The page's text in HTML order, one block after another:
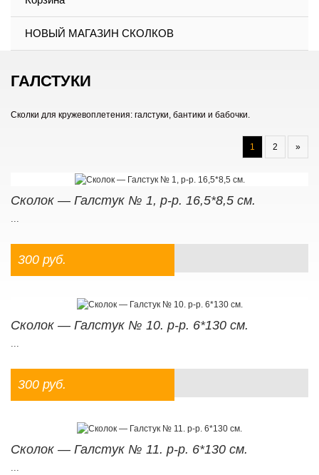
НОВЫЙ МАГАЗИН СКОЛКОВ
ГАЛСТУКИ
Сколки для кружевоплетения: галстуки, бантики и бабочки.
1 2 »
Сколок — Галстук № 1, р-р. 16,5*8,5 см.
300 руб.
Сколок — Галстук № 10. р-р. 6*130 см.
300 руб.
Сколок — Галстук № 11. р-р. 6*130 см.
...